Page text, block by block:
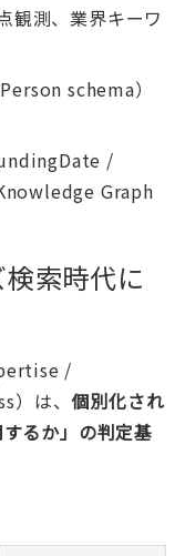
観測、業界キーワ
schema）
/
Graph
索時代に
/
）は、個別化され
るか」の判定基